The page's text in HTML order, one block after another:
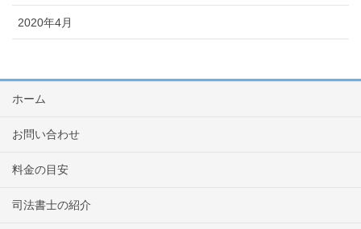
2020年4月
ホーム
お問い合わせ
料金の目安
司法書士の紹介